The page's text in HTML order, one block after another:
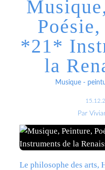
*21*
la
Musique -
Par
Le philosophe des arts,